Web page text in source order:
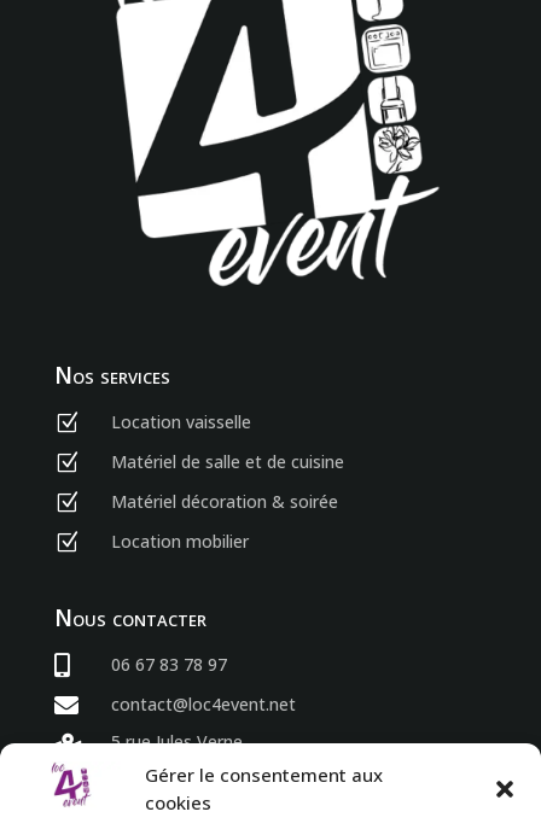
Gérer le consentement aux
cookies
Nos services
Z Location vaisselle
Z Matériel de salle et de cuisine
Z Matériel décoration & soirée
Z Location mobilier
Nous contacter
 06 67 83 78 97
 contact@loc4event.net

5 rue Jules Verne
86800 Sèvres Anxaumont